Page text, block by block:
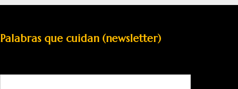
Palabras que cuidan (newsletter)